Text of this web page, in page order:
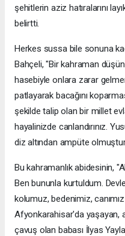
şehitlerin aziz hatıralarını
belirtti.
Herkes sussa bile sonuna
Bahçeli, "Bir kahraman
hasebiyle onlara zarar
patlayarak bacağını
şekilde talip olan bir millet
hayalinizde canlandırınız.
diz altından ampüte
Bu kahramanlık abidesinin,
Ben bununla kurtuldum.
kolumuz, bedenimiz,
Afyonkarahisar'da yaşayan,
çavuş olan babası İlyas